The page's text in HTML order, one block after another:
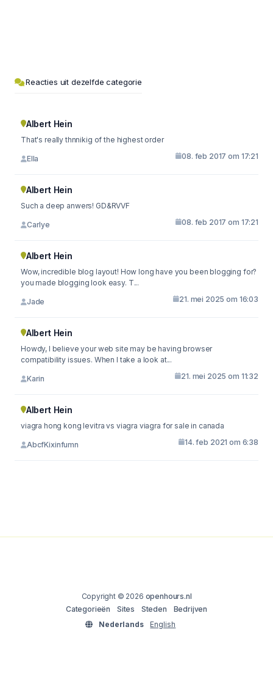
Reacties uit dezelfde categorie
Albert Hein
That's really thnnikig of the highest order
Ella 08. feb 2017 om 17:21
Albert Hein
Such a deep anwers! GD&RVVF
Carlye 08. feb 2017 om 17:21
Albert Hein
Wow, incredible blog layout! How long have you been blogging for?
you made blogging look easy. T...
Jade 21. mei 2025 om 16:03
Albert Hein
Howdy, I believe your web site may be having browser
compatibility issues. When I take a look at...
Karin 21. mei 2025 om 11:32
Albert Hein
viagra hong kong levitra vs viagra viagra for sale in canada
AbcfKixinfumn 14. feb 2021 om 6:38
Copyright © 2026 openhours.nl
Categorieën
Sites Steden
Bedrijven
Nederlands
English